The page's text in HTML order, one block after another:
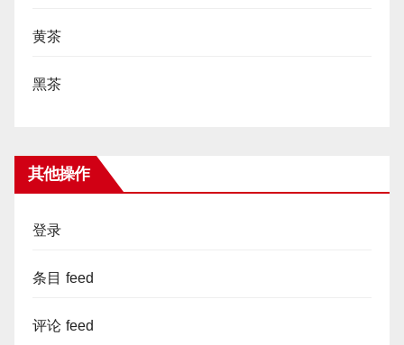
黄茶
黑茶
其他操作
登录
条目 feed
评论 feed